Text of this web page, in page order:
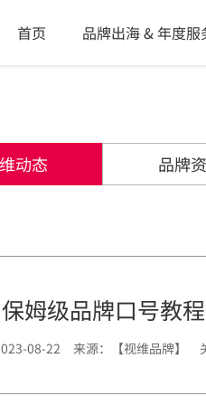
首页 品牌出海 & 年度服
动态 品牌
保姆级品牌口号教程
08-22 来源：【视维品牌】